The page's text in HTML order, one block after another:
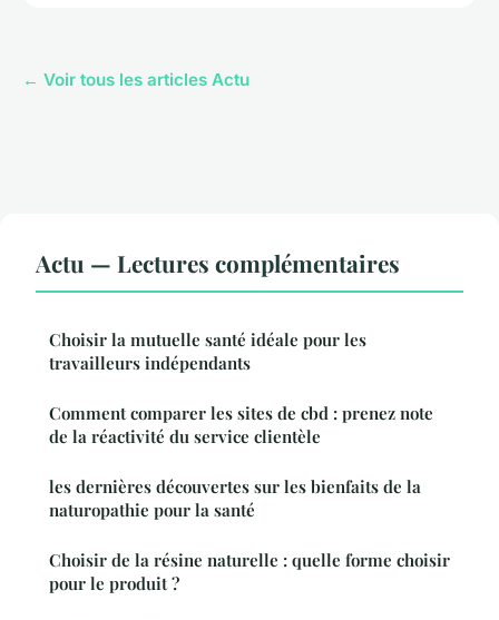
← Voir tous les articles Actu
Actu — Lectures complémentaires
Choisir la mutuelle santé idéale pour les
travailleurs indépendants
Comment comparer les sites de cbd : prenez note
de la réactivité du service clientèle
les dernières découvertes sur les bienfaits de la
naturopathie pour la santé
Choisir de la résine naturelle : quelle forme choisir
pour le produit ?